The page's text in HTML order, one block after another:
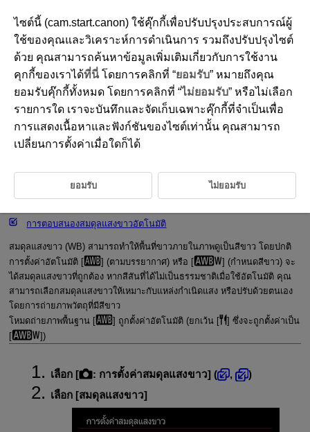
D388-086
การตั้งค่าสมดุลแสงขาว
[ ] สมดุลแสงขาวอัตโนมัติ
ปรับสมดุลแสงขาวอย่างค่อยเป็นค่อยไป
การตอบสนองสมดุลแสงขาวอัตโนมัติ
สมดุลแสงขาว (WB) สามารถทำให้พื้นที่ขาวภายในภาพดูเป็นสีขาว โดยปกติ
การตั้งค่าอัตโนมัติ [
] (ตามบรรยากาศ) หรือ [
] (กำหนดสีขาว) จะ
ได้สมดุลแสงขาวที่ถูกต้อง หากสีสันที่ได้ไม่เป็นธรรมชาติเมื่อใช้อัตโนมัติ คุณ
สามารถเลือกสมดุลแสงขาวให้เหมาะกับแหล่งกำเนิดแสง หรือปรับด้วยตนเอง
โดยการถ่ายภาพวัตถุที่มีสีขาว
โหมดถ่ายภาพพื้นฐาน [
] ถูกตั้งค่าอัตโนมัติ (ยกเว้น [
] ซึ่งจะถูกตั้งค่าเป็น
[
])
เลือก [ : การตั้งค่าสมดุลแสงขาว] ( ,
)
เลือก [สมดุลแสงขาว]
ไซต์นี้ (cam.start.canon) ใช้คุ๊กกี้เพื่อปรับปรุงประสบการณ์ผู้
ใช้ของคุณและวิเคราะห์การดำเนินการ รวมถึงปรับปรุงไซต์
ด้วย คุณสามารถค้นหาข้อมูลเพิ่มเติมเกี่ยวกับการใช้งาน
คุกกี้ของเราได้ที่นี่โดยการคลิกที่ “ยอมรับ” หมายถึงคุณ
ยอมรับคุ๊กกี้ทั้งหมด โดยการคลิกที่ “ไม่ยอมรับ” หรือไม่เลือก
รายการใด เราจะบันทึกและจัดเก็บเฉพาะคุ๊กกี้ที่จำเป็นเพื่อ
การแสดงเนื้อหาและฟังก์ชันของไซต์เท่านั้น คุณสามารถ
เปลี่ยนการตั้งค่าเมื่อใดก็ได้
ยอมรับ ไม่ยอมรับ